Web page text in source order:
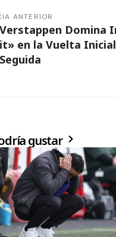
ANTERIOR
Verstappen Domina
it» en la Vuelta
Seguida
gustar